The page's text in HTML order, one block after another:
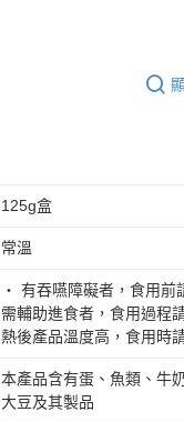
125g盒
常溫
‧ 有吞嚥障礙者，食用前
需輔助進食者，食用過程
熱後產品溫度高，食用時
本產品含有蛋、魚類、牛
大豆及其製品